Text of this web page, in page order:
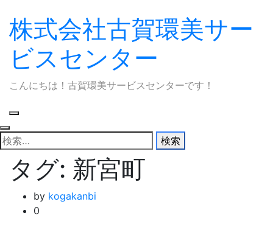
Skip
content
株式会社古賀環美サー
ビスセンター
こんにちは！古賀環美サービスセンターです！
検
索:
タグ: 新宮町
by kogakanbi
0